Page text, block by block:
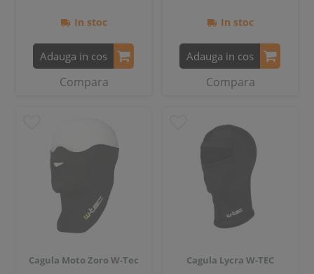
In stoc
Adauga in cos
Compara
In stoc
Adauga in cos
Compara
Cagula Moto Zoro W-Tec Cagula Lycra W-TEC